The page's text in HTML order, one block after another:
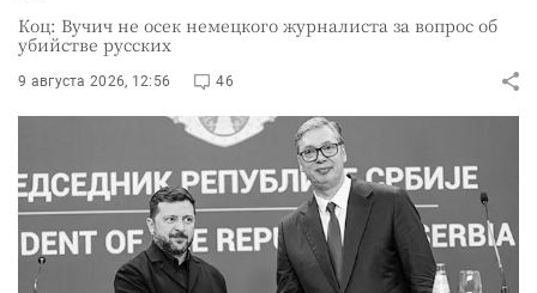
Коц: Вучич не осек немецкого журналиста за вопрос об
убийстве русских
9 августа 2026, 12:56 46